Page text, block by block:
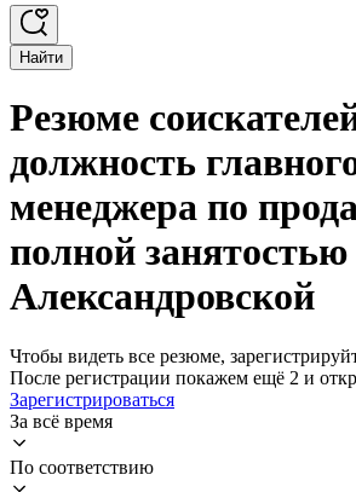
Найти
Резюме
должность
менеджера по
полной занятостью
Александровской
Чтобы видеть все резюме,
После регистрации покажем ещё 2 и
Зарегистрироваться
За всё время
По соответствию